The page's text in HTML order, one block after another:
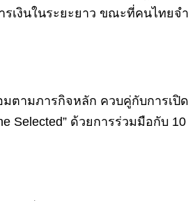
งินในระยะยาว ขณะที่คนไทยจ
ตามภารกิจหลัก ควบคู่กับการเ
ด้วยการร่วมมือกับ